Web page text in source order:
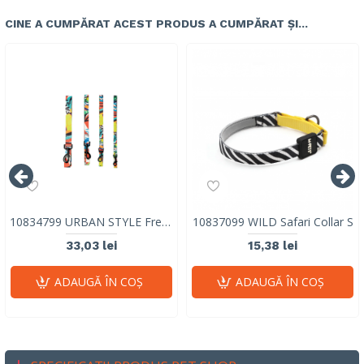
CINE A CUMPĂRAT ACEST PRODUS A CUMPĂRAT ȘI...
10834799 URBAN STYLE Freestyle Leash M
33,03 lei
ADAUGĂ ÎN COŞ
10837099 WILD Safari Collar S
15,38 lei
ADAUGĂ ÎN COŞ